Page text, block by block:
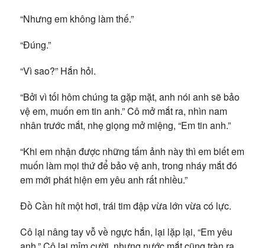
“Nhưng em không làm thế.”
“Đúng.”
“Vì sao?” Hắn hỏi.
“Bởi vì tối hôm chúng ta gặp mặt, anh nói anh sẽ bảo
vệ em, muốn em tin anh.” Cô mở mắt ra, nhìn nam
nhân trước mắt, nhẹ giọng mở miệng, “Em tin anh.”
“Khi em nhận được những tấm ảnh này thì em biết em
muốn làm mọi thứ để bảo vệ anh, trong nháy mắt đó
em mới phát hiện em yêu anh rất nhiều.”
Đồ Cần hít một hơi, trái tim đập vừa lớn vừa có lực.
Cô lại nâng tay vỗ về ngực hắn, lại lặp lại, “Em yêu